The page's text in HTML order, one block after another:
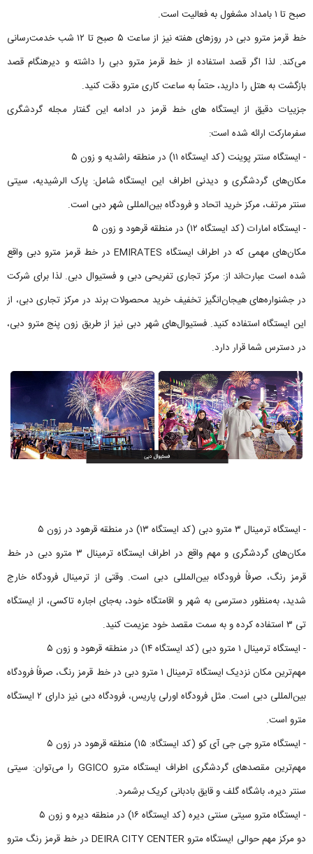
صبح تا ۱ بامداد مشغول به فعالیت است.
خط قرمز مترو دبی در روزهای هفته نیز از ساعت ۵ صبح تا ۱۲ شب خدمت‌رسانی
می‌کند. لذا اگر قصد استفاده از خط قرمز مترو دبی را داشته و دیرهنگام قصد
بازگشت به هتل را دارید، حتماً به ساعت کاری مترو دقت کنید.
جزییات دقیق از ایستگاه های خط قرمز در ادامه این گفتار مجله گردشگری
سفرمارکت ارائه شده است:
- ایستگاه سنتر پوینت (کد ایستگاه ۱۱) در منطقه راشدیه و زون ۵
مکان‌های گردشگری و دیدنی اطراف این ایستگاه شامل: پارک الرشیدیه، سیتی
سنتر مرتف، مرکز خرید اتحاد و فرودگاه بین‌المللی شهر دبی است.
- ایستگاه امارات (کد ایستگاه ۱۲) در منطقه قرهود و زون ۵
مکان‌های مهمی که در اطراف ایستگاه EMIRATES در خط قرمز مترو دبی واقع
شده است عبارت‌اند از: مرکز تجاری تفریحی دبی و فستیوال دبی. لذا برای شرکت
در جشنواره‌های هیجان‌انگیز تخفیف خرید محصولات برند در مرکز تجاری دبی، از
این ایستگاه استفاده کنید. فستیوال‌های شهر دبی نیز از طریق زون پنج مترو دبی،
در دسترس شما قرار دارد.
- ایستگاه ترمینال ۳ مترو دبی (کد ایستگاه ۱۳) در منطقه قرهود در زون ۵
مکان‌های گردشگری و مهم واقع در اطراف ایستگاه ترمینال ۳ مترو دبی در خط
قرمز رنگ، صرفاً فرودگاه بین‌المللی دبی است. وقتی از ترمینال فرودگاه خارج
شدید، به‌منظور دسترسی به شهر و اقامتگاه خود، به‌جای اجاره تاکسی، از ایستگاه
تی ۳ استفاده کرده و به سمت مقصد خود عزیمت کنید.
- ایستگاه ترمینال ۱ مترو دبی (کد ایستگاه ۱۴) در منطقه قرهود و زون ۵
مهم‌ترین مکان نزدیک ایستگاه ترمینال ۱ مترو دبی در خط قرمز رنگ، صرفاً فرودگاه
بین‌المللی دبی است. مثل فرودگاه اورلی پاریس، فرودگاه دبی نیز دارای ۲ ایستگاه
مترو است.
- ایستگاه مترو جی جی آی کو (کد ایستگاه: ۱۵) منطقه قرهود در زون ۵
مهم‌ترین مقصدهای گردشگری اطراف ایستگاه مترو GGICO را می‌توان: سیتی
سنتر دیره، باشگاه گلف و قایق بادبانی کریک برشمرد.
- ایستگاه مترو سیتی سنتی دیره (کد ایستگاه ۱۶) در منطقه دیره و زون ۵
دو مرکز مهم حوالی ایستگاه مترو DEIRA CITY CENTER در خط قرمز رنگ مترو